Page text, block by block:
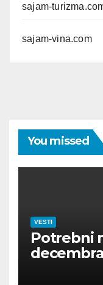
sajam-
sajam-vina.com
You missed
VESTI
Potrebni